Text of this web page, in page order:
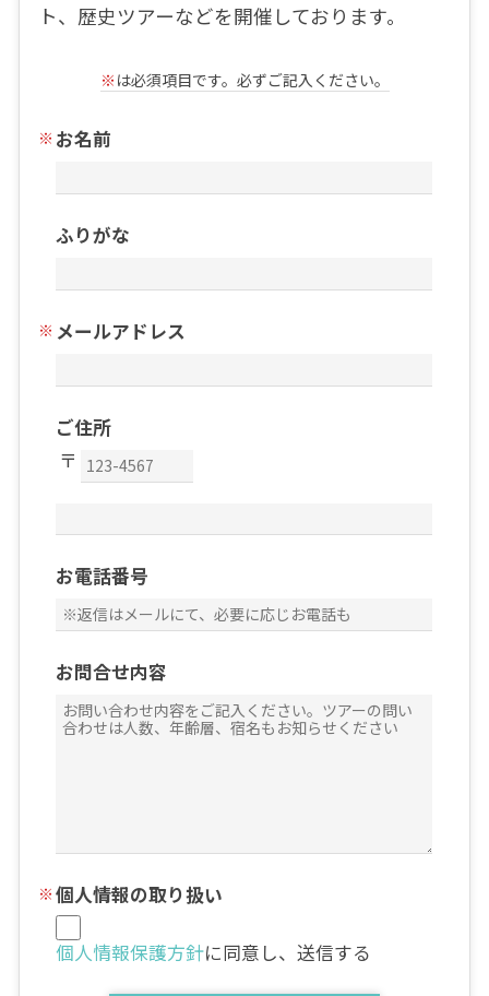
ト、歴史ツアーなどを開催しております。
※ は必須項目です。必ずご記入ください。
お名前
ふりがな
メールアドレス
ご住所
お電話番号
お問合せ内容
個人情報の取り扱い
個人情報保護方針に同意し、送信する